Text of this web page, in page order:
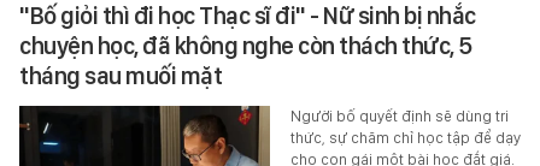
"Bố giỏi thì đi học Thạc sĩ đi" - Nữ sinh bị nhắc
chuyện học, đã không nghe còn thách thức, 5
tháng sau muối mặt
Người bố quyết định sẽ dùng tri
thức, sự chăm chỉ học tập để dạy
cho con gái một bài học đắt giá.